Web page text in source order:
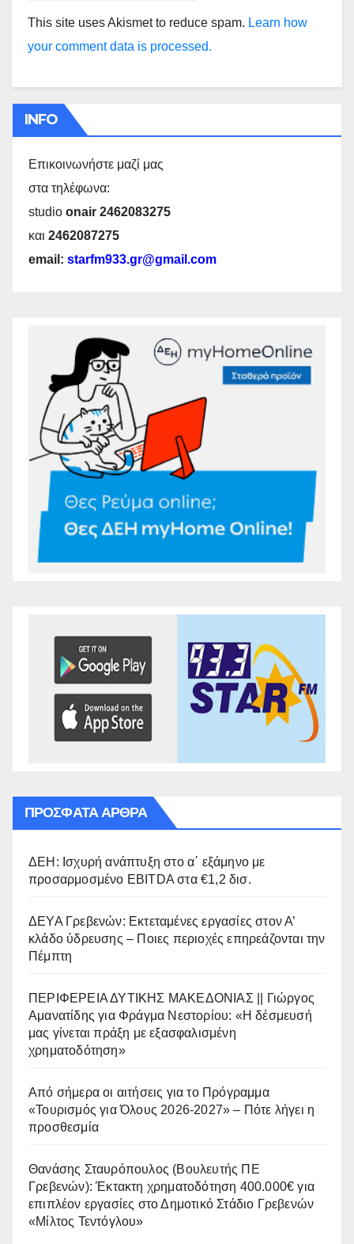
This site uses Akismet to reduce spam. Learn how
your comment data is processed.
INFO
Επικοινωνήστε μαζί μας
στα τηλέφωνα:
studio onair 2462083275
και 2462087275
email: starfm933.gr@gmail.com
ΠΡΌΣΦΑΤΑ ΆΡΘΡΑ
ΔΕΗ: Ισχυρή ανάπτυξη στο α΄ εξάμηνο με
προσαρμοσμένο EBITDA στα €1,2 δισ.
ΔΕΥΑ Γρεβενών: Εκτεταμένες εργασίες στον Α’
κλάδο ύδρευσης – Ποιες περιοχές επηρεάζονται την
Πέμπτη
ΠΕΡΙΦΕΡΕΙΑ ΔΥΤΙΚΗΣ ΜΑΚΕΔΟΝΙΑΣ || Γιώργος
Αμανατίδης για Φράγμα Νεστορίου: «Η δέσμευσή
μας γίνεται πράξη με εξασφαλισμένη
χρηματοδότηση»
Από σήμερα οι αιτήσεις για το Πρόγραμμα
«Τουρισμός για Όλους 2026-2027» – Πότε λήγει η
προσθεσμία
Θανάσης Σταυρόπουλος (Βουλευτής ΠΕ
Γρεβενών): Έκτακτη χρηματοδότηση 400.000€ για
επιπλέον εργασίες στο Δημοτικό Στάδιο Γρεβενών
«Μίλτος Τεντόγλου»